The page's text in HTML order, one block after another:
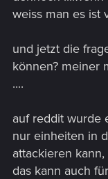
weiss man es ist
und jetzt die
können? meiner
....
auf reddit wurde
nur einheiten in
attackieren
das kann auch